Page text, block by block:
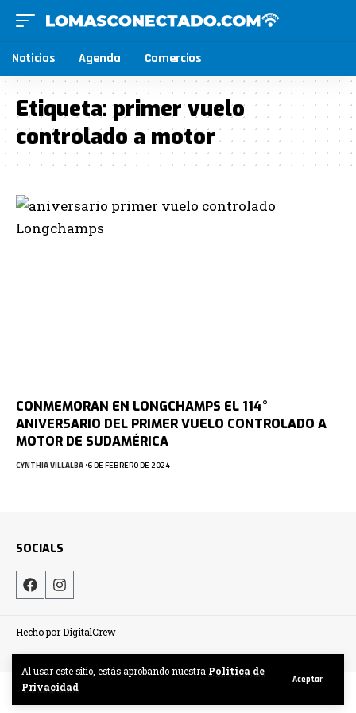
Al usar este sitio, estás aprobando nuestra Politica de
Privacidad
Aceptar
Noticias Agenda Comercios
Etiqueta:primer vuelo
controlado a motor
CONMEMORAN EN LONGCHAMPS EL 114°
ANIVERSARIO DEL PRIMER VUELO CONTROLADO A
MOTOR DE SUDAMÉRICA
CYNTHIA VILLALBA 6 DE FEBRERO DE 2024
SOCIALS
Hecho por DigitalCrew